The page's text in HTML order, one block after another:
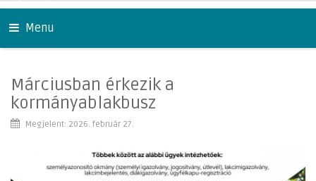
Menu
Márciusban érkezik a
kormányablakbusz
Megjelent: 2026. február 27.